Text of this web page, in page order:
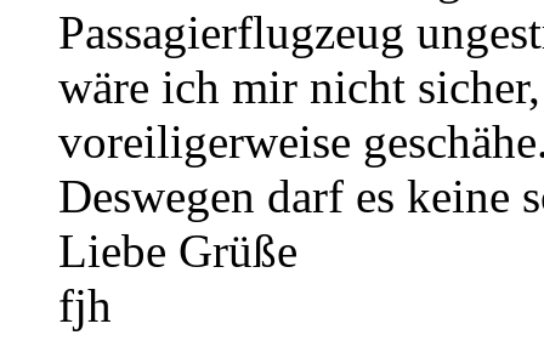
Passagierflugzeug
wäre ich mir nicht
voreiligerweise
Deswegen darf es keine
Liebe Grüße
fjh